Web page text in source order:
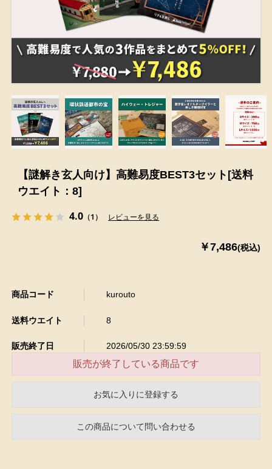
【謎解き玄人向け】高難易度BEST3セット[送料
ウエイト：8]
4.0 （1） レビューを見る
￥7,486(税込)
商品コード kurouto
送料ウエイト 8
販売終了日 2026/05/30 23:59:59
お気に入りに登録する
販売が終了している商品です
この商品について問い合わせる